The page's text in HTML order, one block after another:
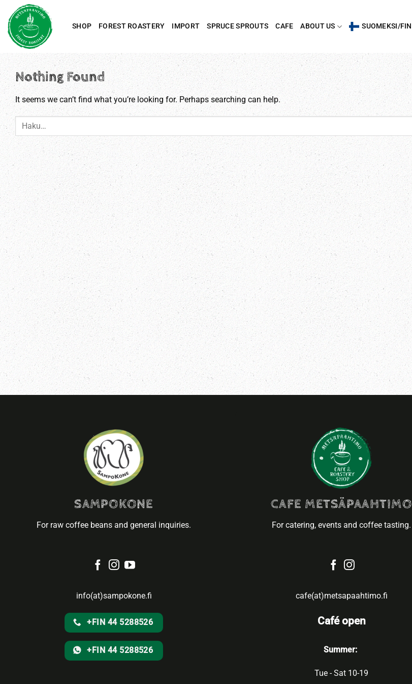
content
SHOP FOREST ROASTERY IMPORT SPRUCE SPROUTS CAFE ABOUT US SUOMEKSI/FIN
Nothing Found
It seems we can’t find what you’re looking for. Perhaps searching can help.
SAMPOKONE
For raw coffee beans and general inquiries.
info(at)sampokone.fi
+FIN 44 5288526
+FIN 44 5288526
CAFE METSÄPAAHTIMO
For catering, events and coffee tasting.
cafe(at)metsapaahtimo.fi
Café open
Summer:
Tue - Sat 10-19